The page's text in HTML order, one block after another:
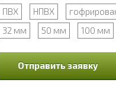
ПВХ НПВХ
32 мм
50 мм 100 мм
Отправить заявку